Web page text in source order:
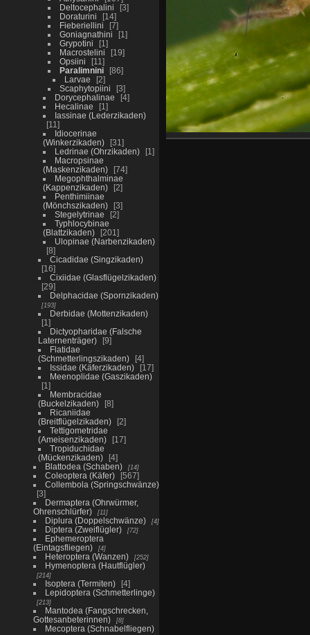
Deltocephalini
3
Doraturini
14
Fieberiellini
7
Goniagnathini
1
Grypotini
1
Macrostelini
19
Opsiini
11
Paralimnini
86
Larvae
2
Scaphytopiini
3
Dorycephalinae
4
Hecalinae
1
Iassinae (Lederzikaden)
11
Idiocerinae
(Winkerzikaden)
31
Ledrinae (Ohrzikaden)
1
Macropsinae
(Maskenzikaden)
74
Megophthalminae
(Kappenzikaden)
2
Penthimiinae
(Mönchszikaden)
3
Stegelytrinae
2
Typhlocybinae
(Blattzikaden)
201
Ulopinae (Narbenzikaden)
8
Cicadidae (Singzikaden)
16
Cixiidae (Glasflügelzikaden)
29
Delphacidae (Spornzikaden)
193
Derbidae (Mottenzikaden)
1
Dictyopharidae (Falsche
Laternenträger)
9
Flatidae
(Schmetterlingszikaden)
4
Issidae (Käferzikaden)
17
Meenoplidae (Gaszikaden)
1
Membracidae
(Buckelzikaden)
8
Ricaniidae
(Breitflügelzikaden)
2
Tettigometridae
(Ameisenzikaden)
17
Tropiduchidae
(Mückenzikaden)
4
Blattodea (Schaben)
14
Coleoptera (Käfer)
567
Collembola (Springschwänze)
3
Dermaptera (Ohrwürmer,
Ohrenschlürfer)
11
Diplura (Doppelschwänze) 4
Diptera (Zweiflügler) 72
Ephemeroptera
(Eintagsfliegen)
4
Heteroptera (Wanzen) 252
Hymenoptera (Hautflügler)
214
Isoptera (Termiten)
4
Lepidoptera (Schmetterlinge)
213
Mantodea (Fangschrecken,
Gottesanbeterinnen)
8
Mecoptera (Schnabelfliegen)